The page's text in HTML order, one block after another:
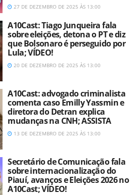
27 DE DEZEMBRO DE 2025 ÀS 13:00
A10Cast: Tiago Junqueira fala
sobre eleições, detona o PT e diz
que Bolsonaro é perseguido por
Lula; VÍDEO!
20 DE DEZEMBRO DE 2025 ÀS 13:00
A10Cast: advogado criminalista
comenta caso Emilly Yassmin e
diretora do Detran explica
mudanças na CNH; ASSISTA
13 DE DEZEMBRO DE 2025 ÀS 13:00
Secretário de Comunicação fala
sobre internacionalização do
Piauí, avanços e Eleições 2026 no
A10Cast; VÍDEO!